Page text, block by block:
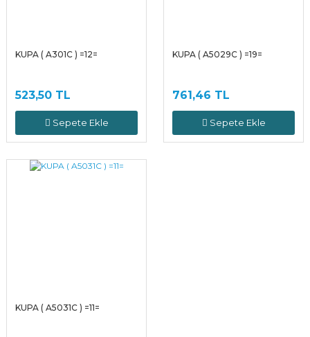
KUPA ( A301C ) =12=
523,50 TL
Sepete Ekle
KUPA ( A5029C ) =19=
761,46 TL
Sepete Ekle
KUPA ( A5031C ) =11=